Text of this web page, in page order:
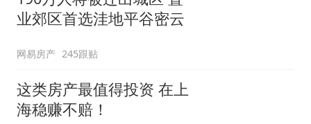
业郊区首选洼地平谷密云
网易房产 245跟贴
这类房产最值得投资 在上
海稳赚不赔！